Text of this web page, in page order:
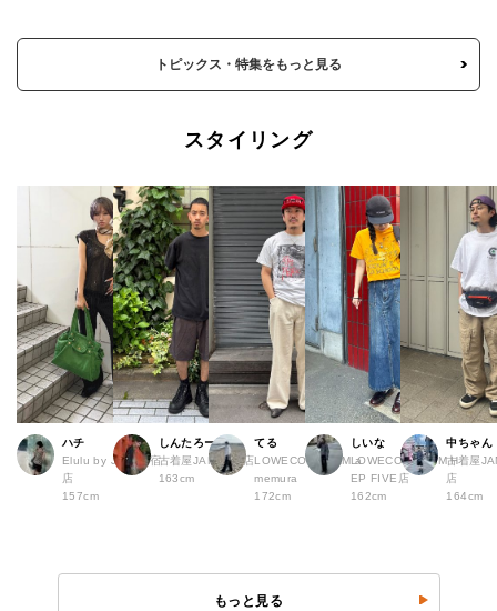
トピックス・特集をもっと見る
スタイリング
ハチ
Elulu by JAM 原宿
店
157cm
しんたろー
古着屋JAM 仙台店
163cm
てる
LOWECO by JAM a
memura
172cm
しいな
LOWECO by JAM H
EP FIVE店
162cm
中ちゃん
古着屋
店
164cm
もっと見る